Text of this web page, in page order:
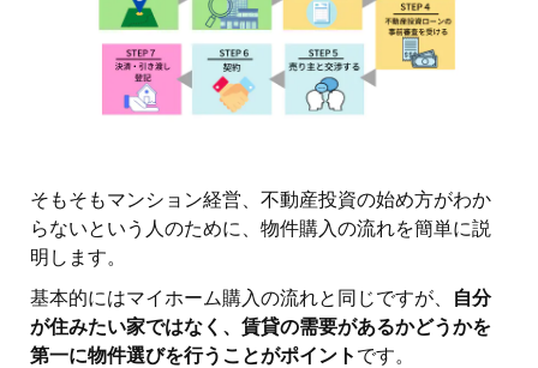
そもそもマンション経営、不動産投資の始め方がわか
らないという人のために、物件購入の流れを簡単に説
明します。
基本的にはマイホーム購入の流れと同じですが、
自分
が住みたい家ではなく、賃貸の需要があるかどうかを
第一に物件選びを行うことがポイント です。